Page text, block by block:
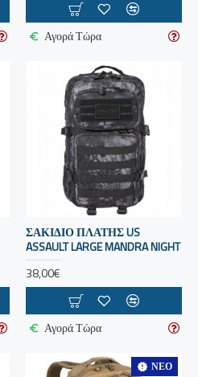
Αγορά Τώρα
ΣΑΚΙΔΙΟ ΠΛΑΤΗΣ US
ASSAULT LARGE MANDRA NIGHT
38,00€
Αγορά Τώρα
ΝΈΟ